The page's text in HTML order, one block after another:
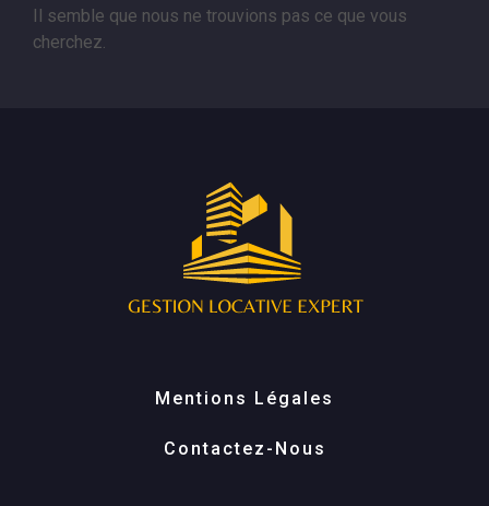
Il semble que nous ne trouvions pas ce que vous
cherchez.
Mentions Légales
Contactez-Nous